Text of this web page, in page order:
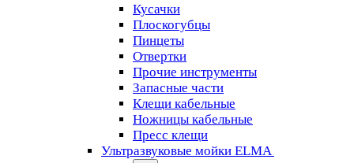
Кусачки
Плоскогубцы
Пинцеты
Отвертки
Прочие инструменты
Запасные части
Клещи кабельные
Ножницы кабельные
Пресс клещи
Ультразвуковые мойки ELMA